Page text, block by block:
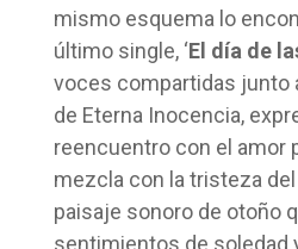
mismo esquema lo
último single, ‘El día de
voces compartidas junto
de Eterna Inocencia,
reencuentro con el amor
mezcla con la tristeza
paisaje sonoro de otoño
sentimientos de soledad